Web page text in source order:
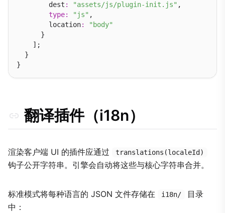
        dest
: "assets/js/plugin-init.js" ,
type: "js" ,
        location
:
"body"
      }
    ];
  }
翻译插件（i18n）
渲染客户端 UI 的插件应通过 translations(localeId)
钩子公开字符串。引擎会自动将这些与核心字符串合并。
标准模式将每种语言的 JSON 文件存储在 i18n/
目录
中：